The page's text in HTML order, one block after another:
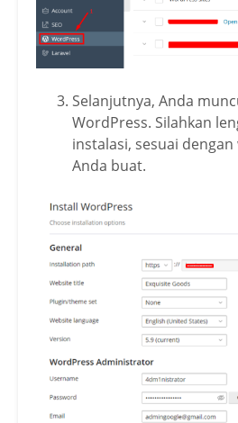
Selanjutnya, Anda
WordPress. Silahkan
instalasi, sesuai
Anda buat.